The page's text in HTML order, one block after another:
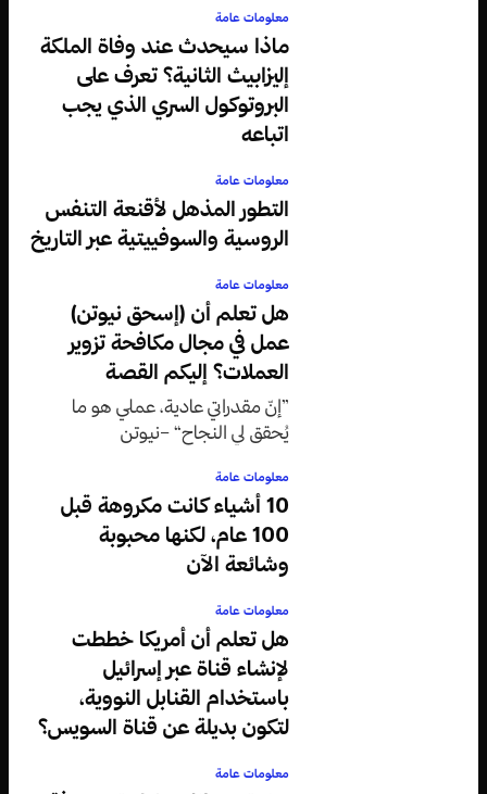
معلومات عامة
ماذا سيحدث عند وفاة الملكة
إليزابيث الثانية؟ تعرف على
البروتوكول السري الذي يجب
اتباعه
معلومات عامة
التطور المذهل لأقنعة التنفس
الروسية والسوفييتية عبر التاريخ
معلومات عامة
هل تعلم أن (إسحق نيوتن)
عمل في مجال مكافحة تزوير
العملات؟ إليكم القصة
”إنّ مقدراتي عادية، عملي هو ما
يُحقق لي النجاح“ –نيوتن
معلومات عامة
10 أشياء كانت مكروهة قبل
100 عام، لكنها محبوبة
وشائعة الآن
معلومات عامة
هل تعلم أن أمريكا خططت
لإنشاء قناة عبر إسرائيل
باستخدام القنابل النووية،
لتكون بديلة عن قناة السويس؟
معلومات عامة